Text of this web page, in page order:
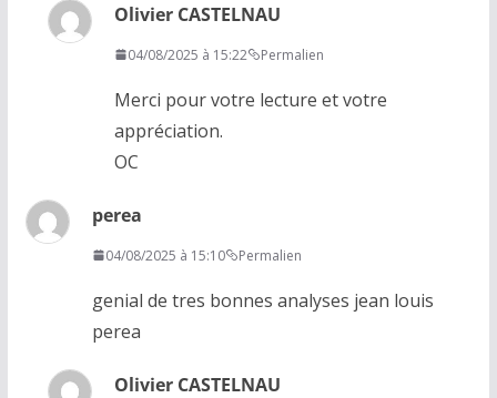
Olivier CASTELNAU
04/08/2025 à 15:22 Permalien
Merci pour votre lecture et votre
appréciation.
OC
perea
04/08/2025 à 15:10 Permalien
genial de tres bonnes analyses jean louis
perea
Olivier CASTELNAU